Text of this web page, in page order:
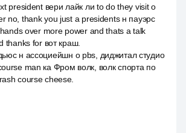
president вери лайк ли to do they visit о
no, thank you just a presidents н пауэрс
hands over more power and thats a talk
thanks for вот краш.
н ассоциейшн о pbs, диджитал студио
man ка Фром волк, волк спорта по
course cheese.